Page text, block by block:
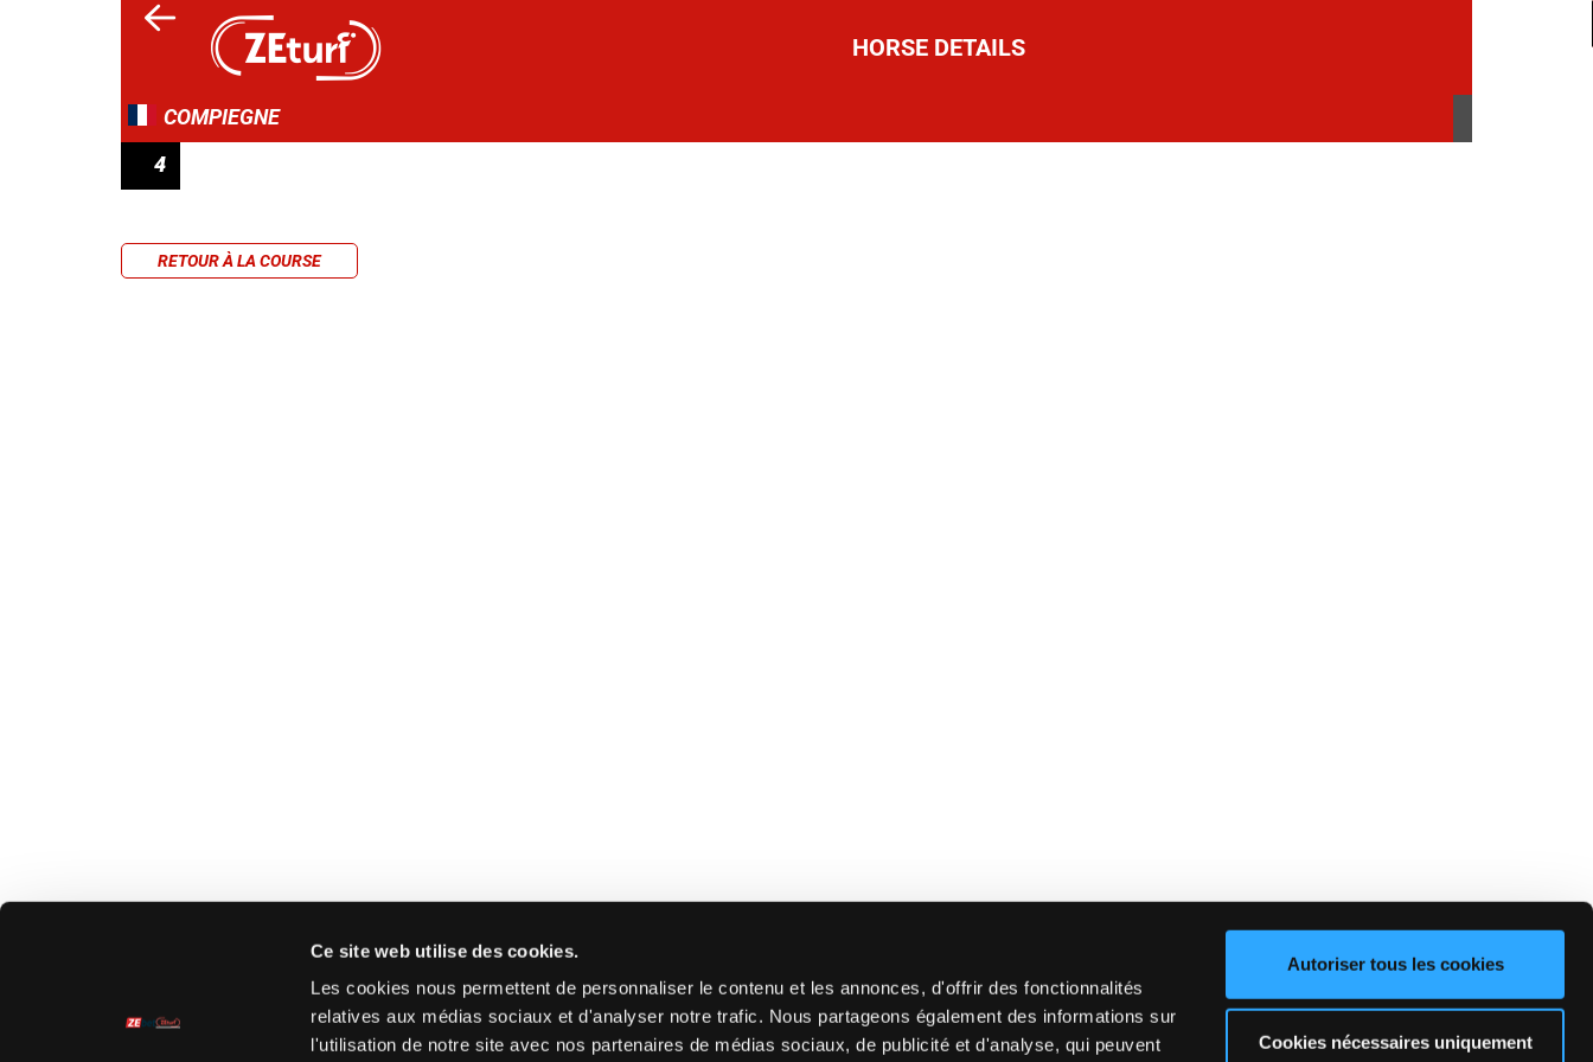
Ce site web utilise des cookies.
Les cookies nous permettent de personnaliser le contenu et les annonces, d'offrir des fonctionnalités
relatives aux médias sociaux et d'analyser notre trafic. Nous partageons également des informations sur
l'utilisation de notre site avec nos partenaires de médias sociaux, de publicité et d'analyse, qui peuvent
Autoriser tous les cookies
Cookies nécessaires uniquement
HORSE DETAILS
COMPIEGNE
4
RETOUR À LA COURSE